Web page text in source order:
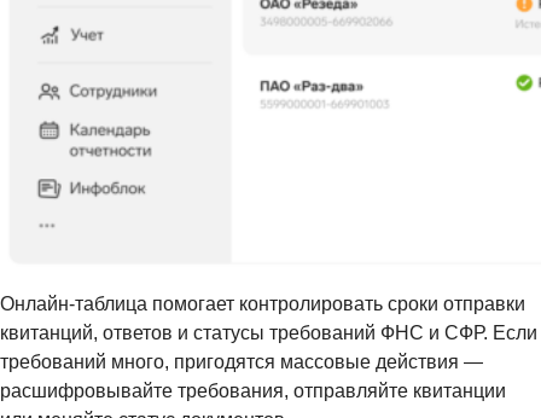
Онлайн-таблица помогает контролировать сроки отправки
квитанций, ответов и статусы требований ФНС и СФР. Если
требований много, пригодятся массовые действия —
расшифровывайте требования, отправляйте квитанции